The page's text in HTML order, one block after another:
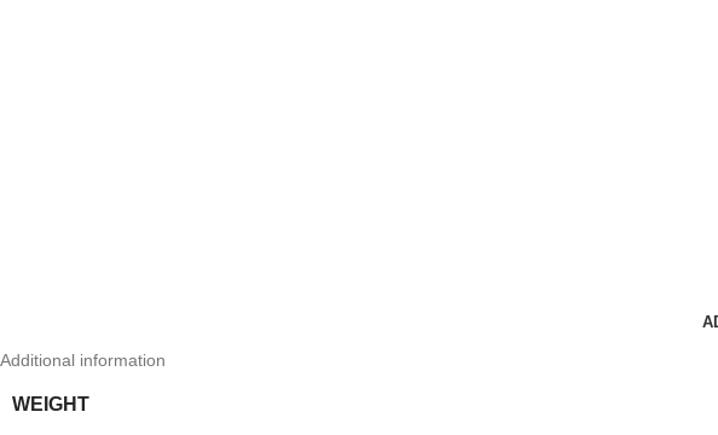
Additional information
WEIGHT